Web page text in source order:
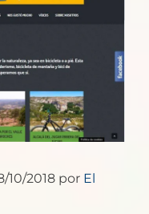
10/2018 por El